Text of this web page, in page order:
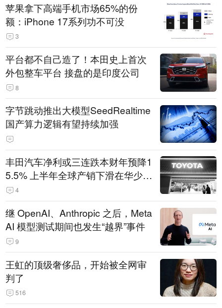
苹果拿下高端手机市场65%的份
额：iPhone 17系列功不可没
3
平台都不自己造了！本田史上首次
外包整车平台 接盘的是印度公司
8
字节跳动推出大模型SeedRealtime
国产算力逻辑有望持续加强
丰田汽车净利或三连跌本财年预降1
5.5% 上半年全球产销下滑在华少卖
14.3万辆
4
继 OpenAI、Anthropic 之后，Meta
AI 模型测试期间也发生“越界”事件
9
王虹的顶级奢侈品，开始被全网审
判了
516